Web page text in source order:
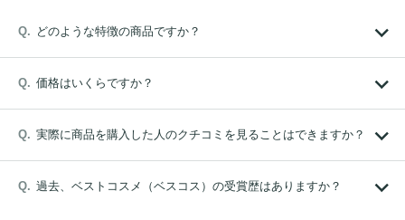
どのような特徴の商品ですか？
価格はいくらですか？
実際に商品を購入した人のクチコミを見ることはできますか？
過去、ベストコスメ（ベスコス）の受賞歴はありますか？